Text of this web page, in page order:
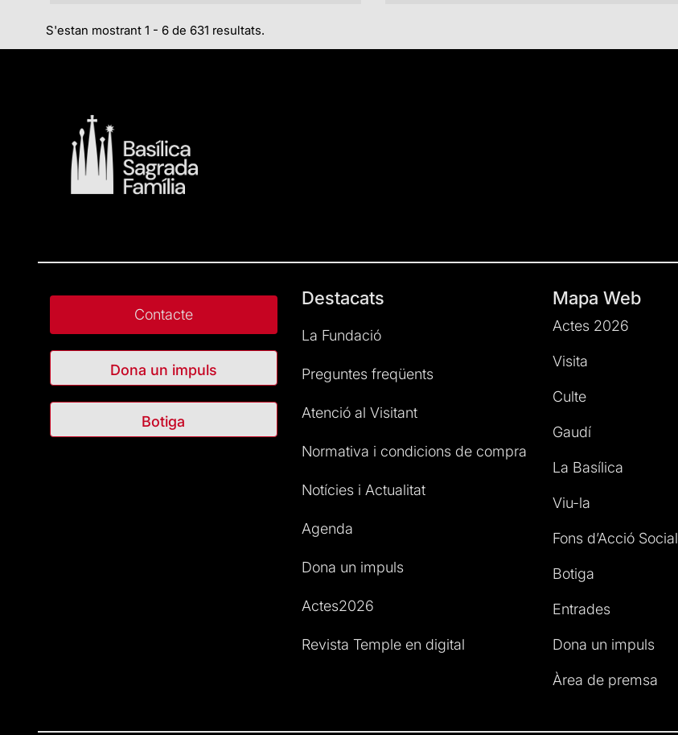
S'estan mostrant 1 - 6 de 631 resultats.
Contacte
Dona un impuls
Botiga
Destacats
La Fundació
Preguntes freqüents
Atenció al Visitant
Normativa i condicions de compra
Notícies i Actualitat
Agenda
Dona un impuls
Actes2026
Revista Temple en digital
Mapa Web
Actes 2026
Visita
Culte
Gaudí
La Basílica
Viu-la
Fons d’Acció Social
Botiga
Entrades
Dona un impuls
Àrea de premsa